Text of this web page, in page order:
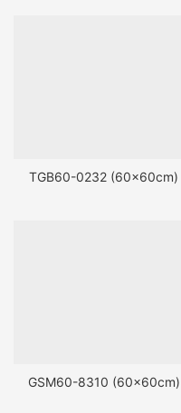
TGB60-0232 (60x60cm)
GSM60-8310 (60x60cm)